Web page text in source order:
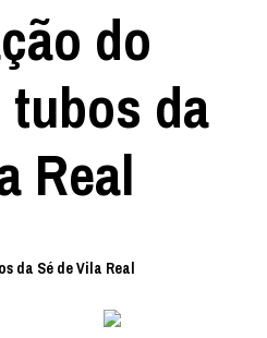
do
da
Real
da Sé de Vila Real